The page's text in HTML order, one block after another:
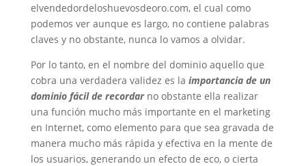
elvendedordeloshuevosdeoro.com, el cual como
podemos ver aunque es largo, no contiene palabras
claves y no obstante, nunca lo vamos a olvidar.
Por lo tanto, en el nombre del dominio aquello que
cobra una verdadera validez es la importancia de un
dominio fácil de recordar no obstante ella realizar
una función mucho más importante en el marketing
en Internet, como elemento para que sea gravada de
manera mucho más rápida y efectiva en la mente de
los usuarios, generando un efecto de eco, o cierta